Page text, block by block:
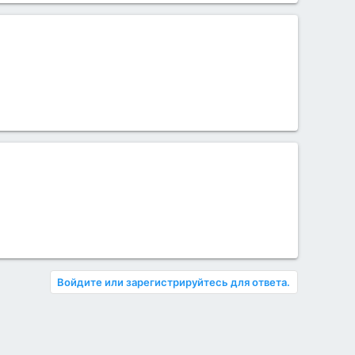
Войдите или зарегистрируйтесь для ответа.